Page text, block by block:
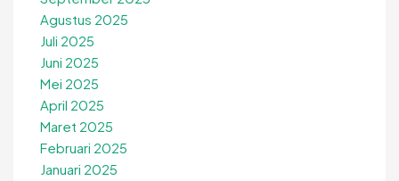
Agustus 2025
Juli 2025
Juni 2025
Mei 2025
April 2025
Maret 2025
Februari 2025
Januari 2025